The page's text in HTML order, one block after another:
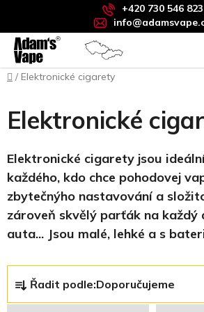
obsah
+420 730 546 823
Domů
/ Elektronické cigarety
Elektronické
Elektronické cigarety jsou
každého, kdo chce pohodovej
zbytečnýho nastavování a
zároveň skvělý parťák na každý
auta... Jsou malé, lehké a s
a
Řadit podle:Doporučujeme